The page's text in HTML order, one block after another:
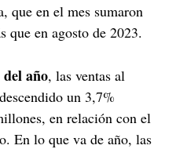
que en el mes sumaron
que en agosto de 2023.
año, las ventas al
un 3,7%
en relación con el
En lo que va de año, las